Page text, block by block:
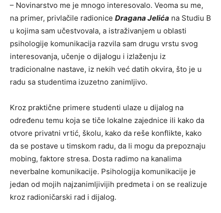
– Novinarstvo me je mnogo interesovalo. Veoma su me,
na primer, privlačile radionice Dragana Jelića na Studiu B
u kojima sam učestvovala, a istraživanjem u oblasti
psihologije komunikacija razvila sam drugu vrstu svog
interesovanja, učenje o dijalogu i izlaženju iz
tradicionalne nastave, iz nekih već datih okvira, što je u
radu sa studentima izuzetno zanimljivo.
Kroz praktične primere studenti ulaze u dijalog na
određenu temu koja se tiče lokalne zajednice ili kako da
otvore privatni vrtić, školu, kako da reše konflikte, kako
da se postave u timskom radu, da li mogu da prepoznaju
mobing, faktore stresa. Dosta radimo na kanalima
neverbalne komunikacije. Psihologija komunikacije je
jedan od mojih najzanimljivijih predmeta i on se realizuje
kroz radioničarski rad i dijalog.